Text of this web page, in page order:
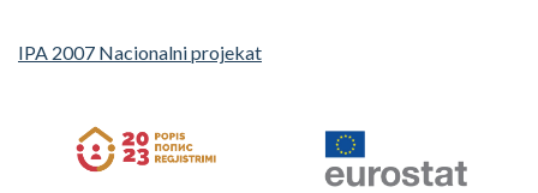
IPA 2007 Nacionalni projekat